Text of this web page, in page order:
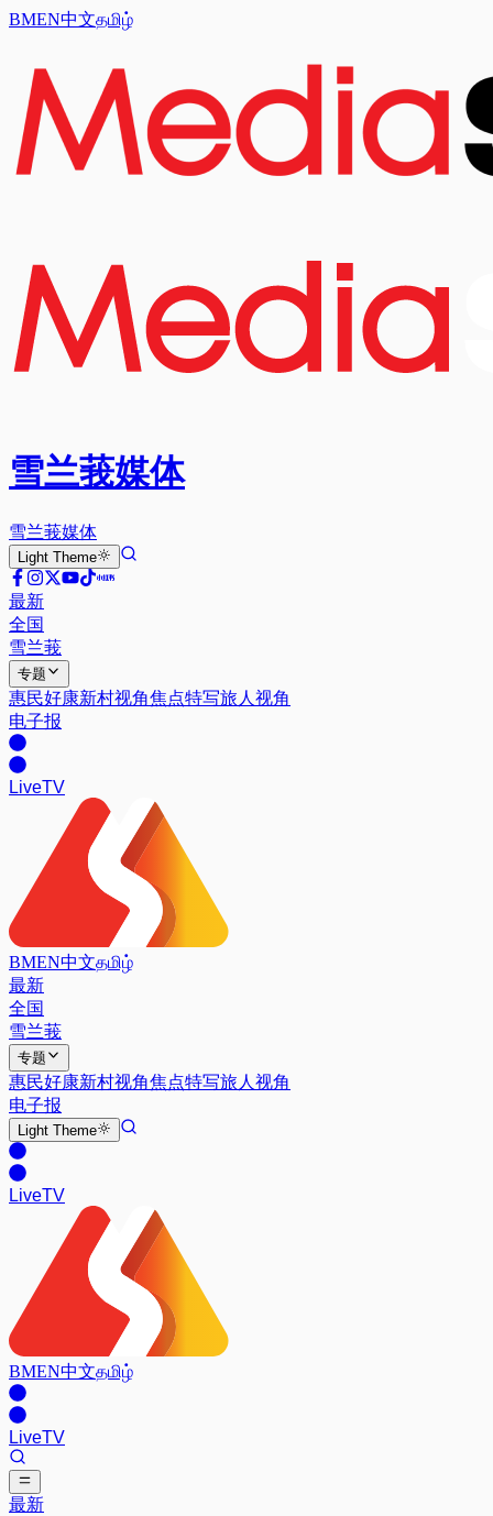
BMEN中文தமிழ்
雪兰莪媒体
雪兰莪媒体
Light Theme
最新
全国
雪兰莪
专题
惠民好康新村视角焦点特写旅人视角
电子报
LiveTV
BMEN中文தமிழ்
最新
全国
雪兰莪
专题
惠民好康新村视角焦点特写旅人视角
电子报
Light Theme
LiveTV
BMEN中文தமிழ்
LiveTV
最新